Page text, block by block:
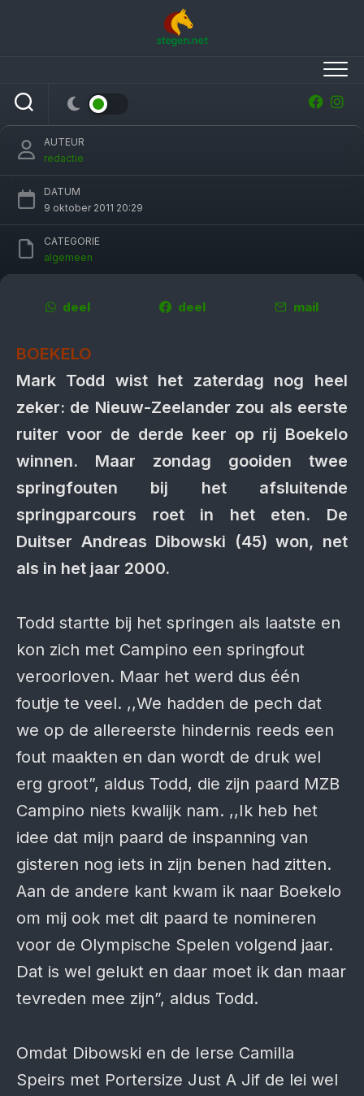
Andreas Dibowski wint Military Boekelo
AUTEUR
redactie
DATUM
9 oktober 2011 20:29
CATEGORIE
algemeen
deel deel mail
BOEKELO
Mark Todd wist het zaterdag nog heel
zeker: de Nieuw-Zeelander zou als eerste
ruiter voor de derde keer op rij Boekelo
winnen. Maar zondag gooiden twee
springfouten bij het afsluitende
springparcours roet in het eten. De
Duitser Andreas Dibowski (45) won, net
als in het jaar 2000.
Todd startte bij het springen als laatste en
kon zich met Campino een springfout
veroorloven. Maar het werd dus één
foutje te veel. ,,We hadden de pech dat
we op de allereerste hindernis reeds een
fout maakten en dan wordt de druk wel
erg groot”, aldus Todd, die zijn paard MZB
Campino niets kwalijk nam. ,,Ik heb het
idee dat mijn paard de inspanning van
gisteren nog iets in zijn benen had zitten.
Aan de andere kant kwam ik naar Boekelo
om mij ook met dit paard te nomineren
voor de Olympische Spelen volgend jaar.
Dat is wel gelukt en daar moet ik dan maar
tevreden mee zijn”, aldus Todd.
Omdat Dibowski en de Ierse Camilla
Speirs met Portersize Just A Jif de lei wel